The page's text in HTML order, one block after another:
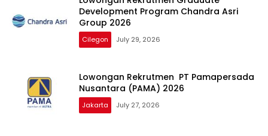
Development Program Chandra Asri
Group 2026
Cilegon July 29, 2026
Lowongan Rekrutmen PT Pamapersada
Nusantara (PAMA) 2026
Jakarta July 27, 2026